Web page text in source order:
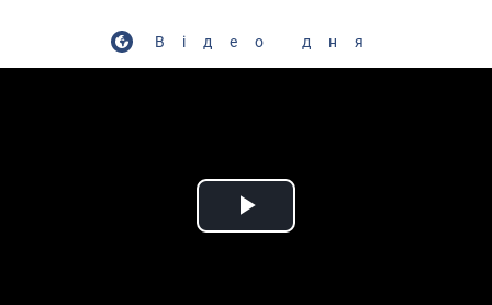
Відео дня
Play Video